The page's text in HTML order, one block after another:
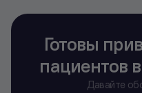
Готовы
пациентов
Давайте